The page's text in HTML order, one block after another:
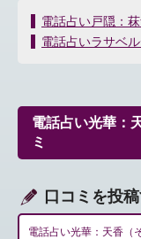
投
稿
ー
シ
ョ
電話占い戸隠：
電話占いラサベ
電話占い光華：
ミ
口コミを投
電話占い光華：天香（